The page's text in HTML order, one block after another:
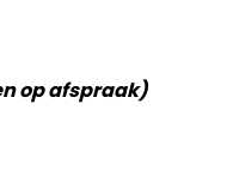
op afspraak)